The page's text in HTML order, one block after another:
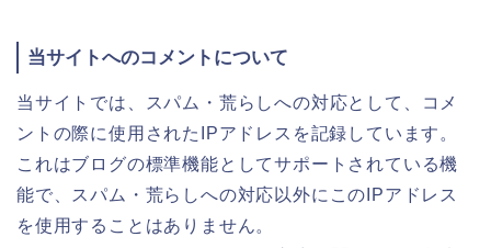
当サイトへのコメントについて
当サイトでは、スパム・荒らしへの対応として、コメ
ントの際に使用されたIPアドレスを記録しています。
これはブログの標準機能としてサポートされている機
能で、スパム・荒らしへの対応以外にこのIPアドレス
を使用することはありません。